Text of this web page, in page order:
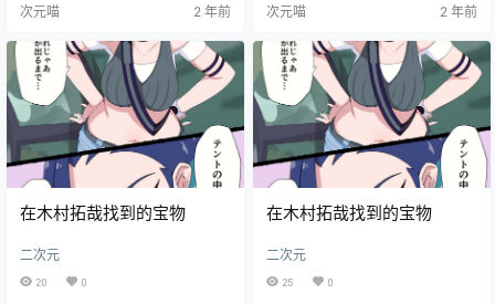
次元喵 2 年前 次元喵 2 年前
在木村拓哉找到的宝物
二次元
20 0
在木村拓哉找到的宝物
二次元
25 0